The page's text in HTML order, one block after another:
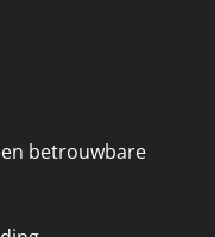
betrouwbare